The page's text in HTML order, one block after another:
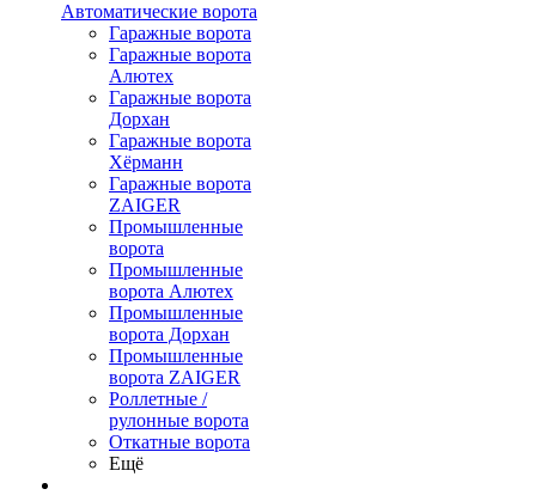
Автоматические ворота
Гаражные ворота
Гаражные ворота
Алютех
Гаражные ворота
Дорхан
Гаражные ворота
Хёрманн
Гаражные ворота
ZAIGER
Промышленные
ворота
Промышленные
ворота Алютех
Промышленные
ворота Дорхан
Промышленные
ворота ZAIGER
Роллетные /
рулонные ворота
Откатные ворота
Ещё